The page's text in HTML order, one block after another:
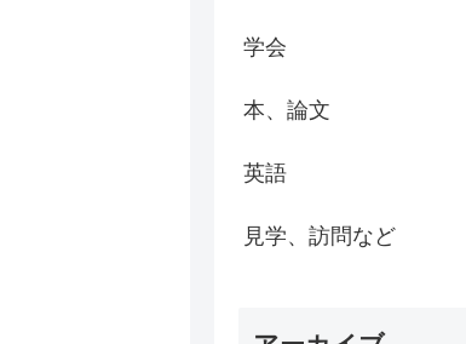
学会
本、論文
英語
見学、訪問など